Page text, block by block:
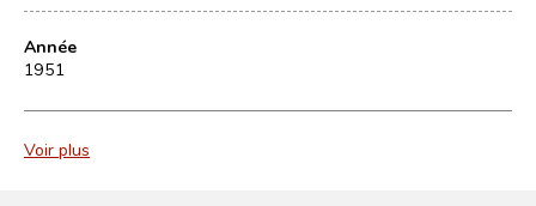
Année
1951
Voir plus